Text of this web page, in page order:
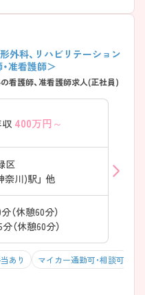
外科、リハビリテーション
准看護師＞
看護師、准看護師求人(正社員)
400万円～
区
奈川)駅」 他
（休憩60分）
（休憩60分）
あり マイカー通勤可・相談可